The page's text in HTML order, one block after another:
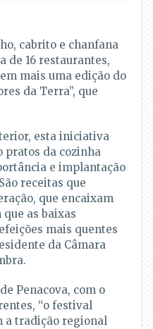
cabrito e chanfana
de 16 restaurantes,
mais uma edição do
da Terra”, que
esta iniciativa
pratos da cozinha
e implantação
receitas que
que encaixam
que as baixas
mais quentes
da Câmara
Penacova, com o
“o festival
a tradição regional